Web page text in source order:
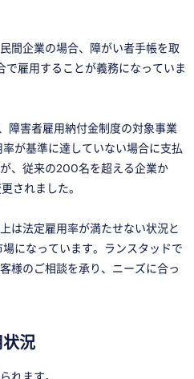
間企業の場合、障がい者手帳を取
雇用することが義務になっていま
障害者雇用納付金制度の対象事業
が基準に達していない場合に支払
、従来の200名を超える企業か
されました。
は法定雇用率が満たせない状況と
になっています。ランスタッドで
様のご相談を承り、ニーズに合っ
況
れます。